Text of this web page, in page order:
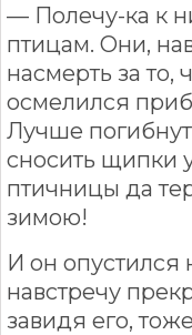
— Полечу-ка к
птицам. Они,
насмерть за то,
осмелился
Лучше
сносить щипки
птичницы да
зимою!
И он опустился
навстречу
завидя его,